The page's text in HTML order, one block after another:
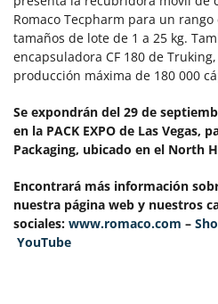
Romaco Tecpharm para un
tamaños de lote de 1 a 25 kg.
encapsuladora CF 180 de
producción máxima de 180 000
Se expondrán del 29 de
en la PACK EXPO de Las Vegas,
Packaging, ubicado en el North
Encontrará más información
nuestra página web y nuestros
sociales: www.romaco.com –
YouTube